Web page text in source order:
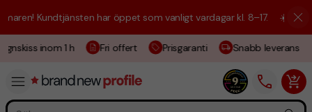
Kundtjänsten har öppet som vanligt vardagar kl. 8–17. ☀️ Vi är här
inom 1 h Fri offert Prisgaranti Snabb leverans